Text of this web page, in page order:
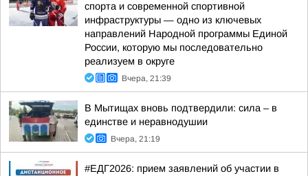
спорта и современной спортивной
инфраструктуры — одно из ключевых
направлений Народной программы Единой
России, которую мы последовательно
реализуем в округе
Вчера, 21:39
В Мытищах вновь подтвердили: сила – в
единстве и неравнодушии
Вчера, 21:19
#ЕДГ2026: прием заявлений об участии в